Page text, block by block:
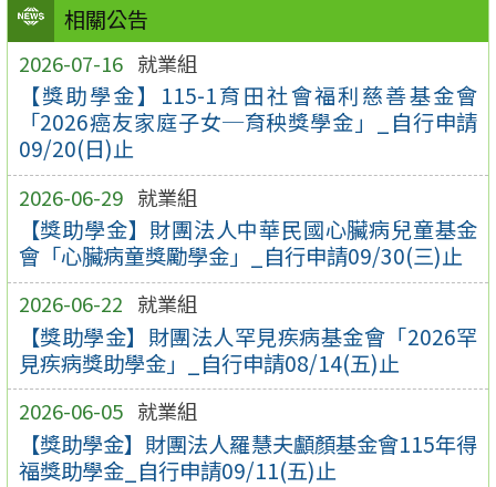
相關公告
2026-07-16 就業組
【獎助學金】115-1育田社會福利慈善基金會
「2026癌友家庭子女─育秧獎學金」_自行申請
09/20(日)止
2026-06-29 就業組
【獎助學金】財團法人中華民國心臟病兒童基金
會「心臟病童獎勵學金」_自行申請09/30(三)止
2026-06-22 就業組
【獎助學金】財團法人罕見疾病基金會「2026罕
見疾病獎助學金」_自行申請08/14(五)止
2026-06-05 就業組
【獎助學金】財團法人羅慧夫顱顏基金會115年得
福獎助學金_自行申請09/11(五)止